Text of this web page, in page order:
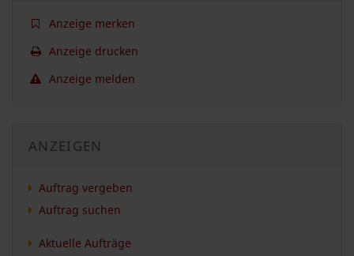
Anzeige merken
Anzeige drucken
Anzeige melden
ANZEIGEN
Auftrag vergeben
Auftrag suchen
Aktuelle Aufträge